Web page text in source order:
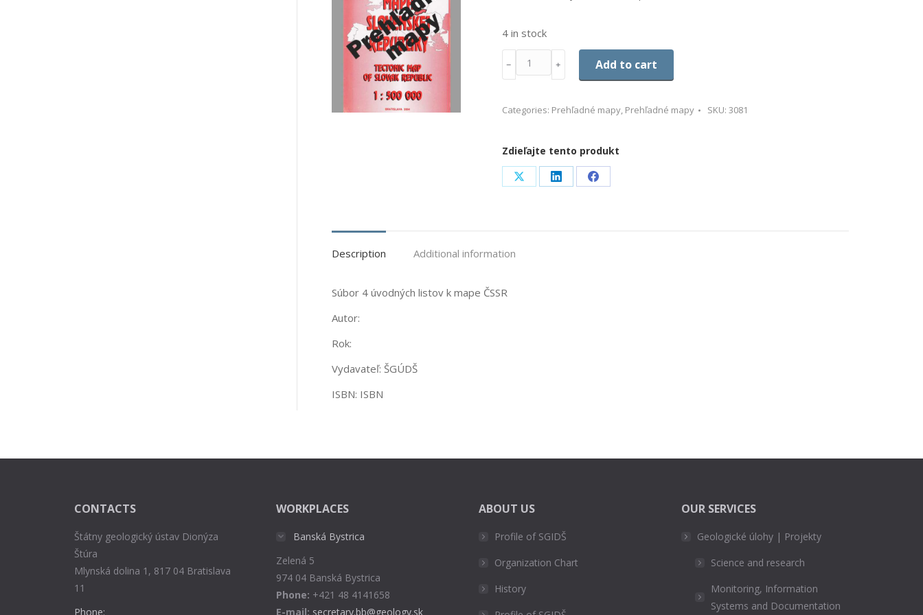
4 in stock
Quantity
﹣ ﹢ Add to cart
Categories: Prehľadné mapy, Prehľadné mapy SKU: 3081
Zdieľajte tento produkt
Share
X
Share
LinkedIn
Share
Facebook
Description Additional information
Súbor 4 úvodných listov k mape ČSSR
Autor:
Rok:
Vydavateľ: ŠGÚDŠ
ISBN: ISBN
CONTACTS
Štátny geologický ústav Dionýza
Štúra
Mlynská dolina 1, 817 04 Bratislava
11
Phone:
WORKPLACES
Banská Bystrica
Zelená 5
974 04 Banská Bystrica
Phone: +421 48 4141658
E-mail: secretary.bb@geology.sk
ABOUT US
Profile of SGIDŠ
Organization Chart
History
OUR SERVICES
Geologické úlohy | Projekty
Science and research
Monitoring, Information
Systems and Documentation